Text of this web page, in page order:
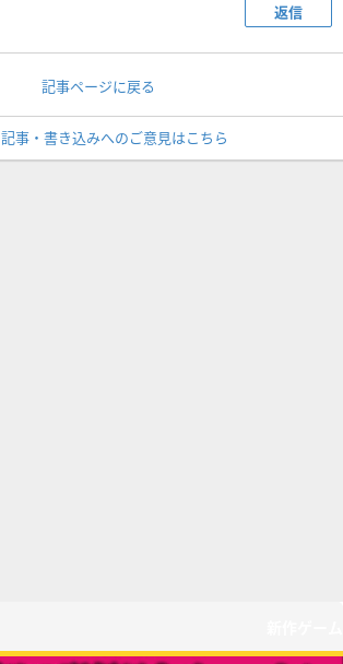
返信
記事ページに戻る
記事・書き込みへのご意見はこちら